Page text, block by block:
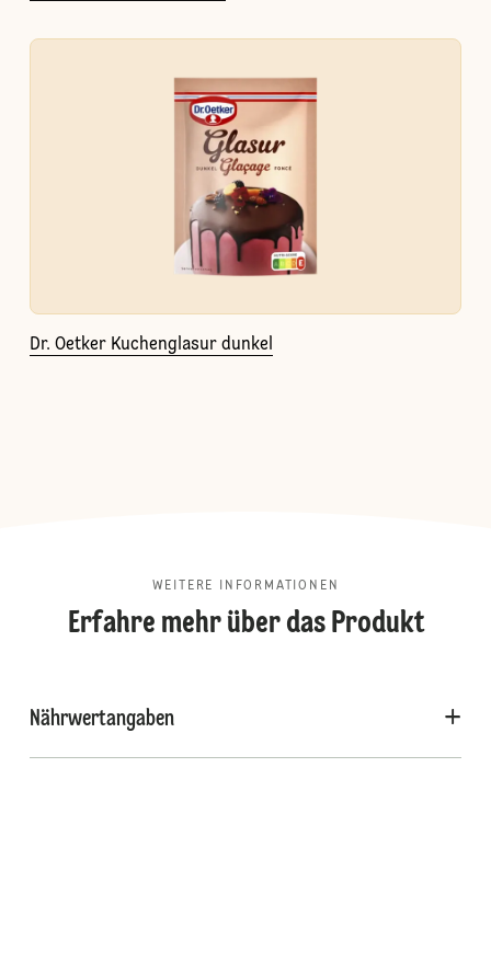
Dr. Oetker Kuchenglasur dunkel
WEITERE INFORMATIONEN
Erfahre mehr über das Produkt
Nährwertangaben